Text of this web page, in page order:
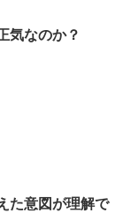
気なのか？
た意図が理解で